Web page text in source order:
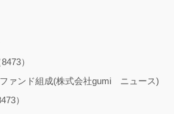
）
ファンド組成(株式会社gumi ニュース)
）